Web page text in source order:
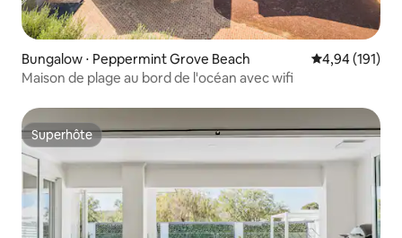
Bungalow ⋅ Peppermint Grove Beach Évaluation
4,94 (191)
Maison de plage au bord de l'océan avec wifi
Superhôte
Superhôte